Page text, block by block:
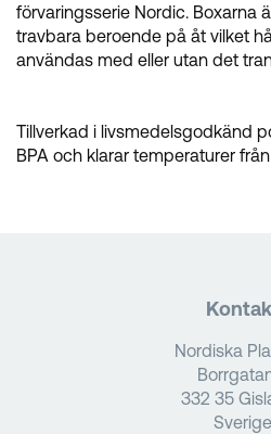
förvaringsserie Nordic. Boxarna
travbara beroende på åt vilket
användas med eller utan det
Tillverkad i livsmedelsgodkänd
BPA och klarar temperaturer från
Nordiska
332 35
Sverige